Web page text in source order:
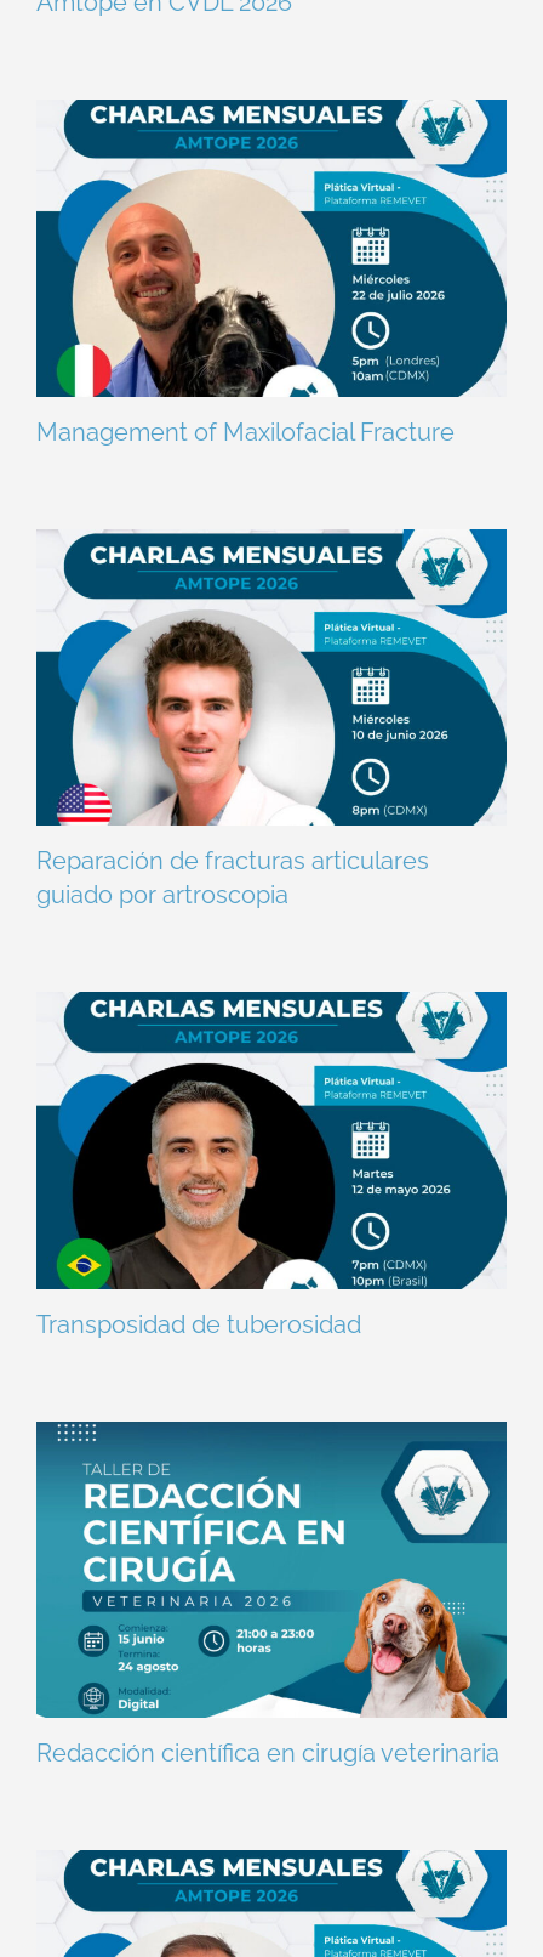
Management of Maxilofacial Fracture
Reparación de fracturas articulares
guiado por artroscopia
Transposidad de tuberosidad
Redacción científica en cirugía veterinaria